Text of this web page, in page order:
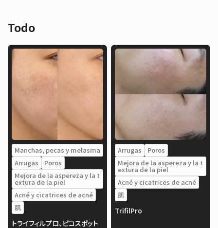
Todo
Manchas, pecas y melasma
Arrugas
Poros
Mejora de la aspereza y la t
extura de la piel
Acné y cicatrices de acné
肌
トライフィルプロ、ピコスポット
Arrugas
Poros
Mejora de la aspereza y la t
extura de la piel
Acné y cicatrices de acné
肌
TrifilPro